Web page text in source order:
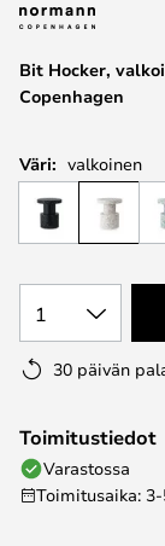
the
gallery
Bit Hocker,
Copenhagen
Väri: valkoinen
1
30 päivän
Toimitustiedot
Varastossa
Toimitusaika: